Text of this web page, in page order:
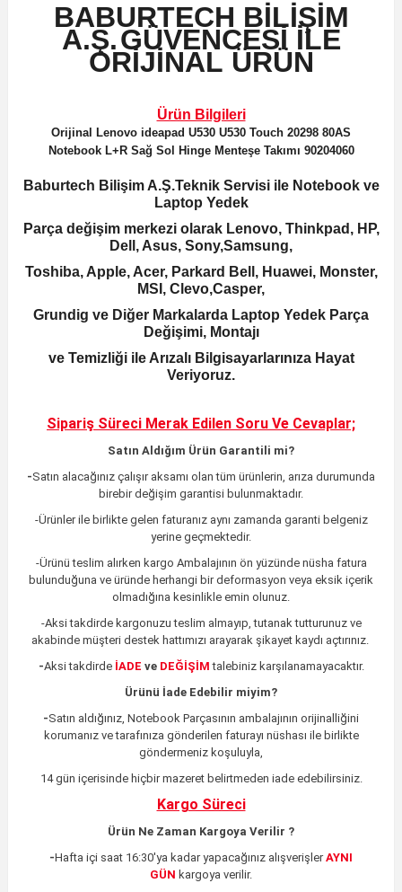
BABURTECH BİLİŞİM
A.Ş.GÜVENCESİ İLE
ORİJİNAL ÜRÜN
Ürün Bilgileri
Orijinal Lenovo ideapad U530 U530 Touch 20298 80AS
Notebook L+R Sağ Sol Hinge Menteşe Takımı 90204060
Baburtech Bilişim A.Ş.Teknik Servisi ile Notebook ve
Laptop Yedek
Parça değişim merkezi olarak Lenovo, Thinkpad, HP,
Dell, Asus, Sony,Samsung,
Toshiba, Apple, Acer, Parkard Bell, Huawei, Monster,
MSI, Clevo,Casper,
Grundig ve Diğer Markalarda Laptop Yedek Parça
Değişimi, Montajı
ve Temizliği ile Arızalı Bilgisayarlarınıza Hayat
Veriyoruz.
Sipariş Süreci Merak Edilen Soru Ve Cevaplar;
Satın Aldığım Ürün Garantili mi?
-Satın alacağınız çalışır aksamı olan tüm ürünlerin, arıza durumunda
birebir değişim garantisi bulunmaktadır.
-Ürünler ile birlikte gelen faturanız aynı zamanda garanti belgeniz
yerine geçmektedir.
-Ürünü teslim alırken kargo Ambalajının ön yüzünde nüsha fatura
bulunduğuna ve üründe herhangi bir deformasyon veya eksik içerik
olmadığına kesinlikle emin olunuz.
-Aksi takdirde kargonuzu teslim almayıp, tutanak tutturunuz ve
akabinde müşteri destek hattımızı arayarak şikayet kaydı açtırınız.
-Aksi takdirde İADE ve DEĞİŞİM talebiniz karşılanamayacaktır.
Ürünü İade Edebilir miyim?
-Satın aldığınız, Notebook Parçasının ambalajının orijinalliğini
korumanız ve tarafınıza gönderilen faturayı nüshası ile birlikte
göndermeniz koşuluyla,
14 gün içerisinde hiçbir mazeret belirtmeden iade edebilirsiniz.
Kargo Süreci
Ürün Ne Zaman Kargoya Verilir ?
-Hafta içi saat 16:30'ya kadar yapacağınız alışverişler AYNI
GÜN kargoya verilir.